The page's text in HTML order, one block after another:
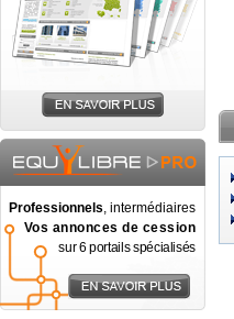
Professionnels, intermédiaires
Vos annonces de cession
sur 6 portails spécialisés